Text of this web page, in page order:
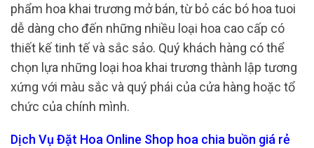
phẩm hoa khai trương mở bán, từ bỏ các bó hoa tuoi
dễ dàng cho đến những nhiều loại hoa cao cấp có
thiết kế tinh tế và sắc sảo. Quý khách hàng có thể
chọn lựa những loại hoa khai trương thành lập tương
xứng với màu sắc và quý phái của cửa hàng hoặc tổ
chức của chính mình.
Dịch Vụ Đặt Hoa Online Shop hoa chia buồn giá rẻ